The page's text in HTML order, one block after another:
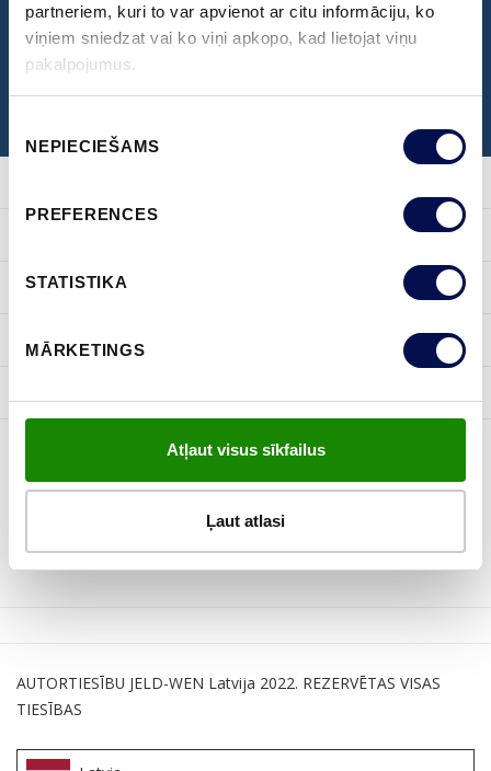
partneriem, kuri to var apvienot ar citu informāciju, ko
viņiem sniedzat vai ko viņi apkopo, kad lietojat viņu
pakalpojumus.
izvēle
NEPIECIEŠAMS
PREFERENCES
STATISTIKA
MĀRKETINGS
Atļaut visus sīkfailus
Ļaut atlasi
IEDVESMA
NODERĪGA INFORMĀCIJA
SEKOT MUMS
DOTIES UZ LEJUPIELĀDES CENTRU
AUTORTIESĪBU JELD-WEN Latvija 2022. REZERVĒTAS VISAS
TIESĪBAS